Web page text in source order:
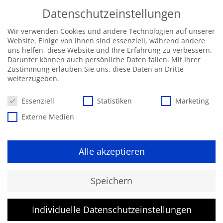
Datenschutzeinstellungen
Wir verwenden Cookies und andere Technologien auf unserer
Website. Einige von ihnen sind essenziell, während andere
uns helfen, diese Website und Ihre Erfahrung zu verbessern.
Darunter können auch persönliche Daten fallen. Mit Ihrer
Zustimmung erlauben Sie uns, diese Daten an Dritte
weiterzugeben.
Datenschutzeinstellungen
Essenziell Statistiken
Marketing
Externe Medien
Alle akzeptieren
Speichern
Individuelle Datenschutzeinstellungen